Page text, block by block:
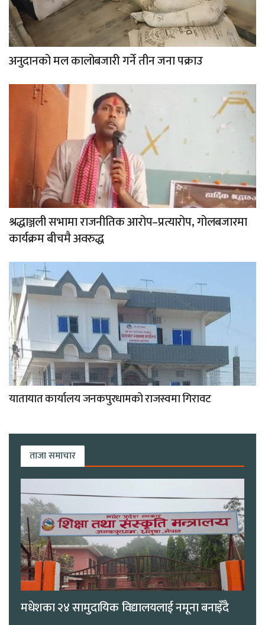
अनुदानको मल कालोबजारी गर्ने तीन जना पक्राउ
श्रद्धाञ्जली सभामा राजनीतिक आरोप–प्रत्यारोप, गोलबजारमा
कार्यक्रम बीचमै अवरुद्ध
यातायात कार्यालय जनकपुरधामको राजस्वमा गिरावट
ताजा समाचार
मधेशका २४ सामुदायिक विद्यालयलाई नमूना बनाइँदै